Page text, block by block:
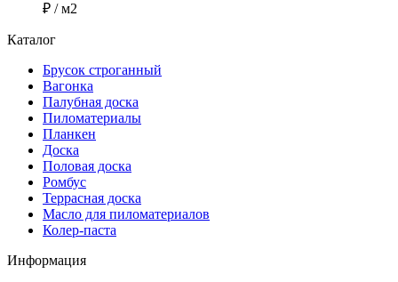
₽ / м2
Каталог
Брусок строганный
Вагонка
Палубная доска
Пиломатериалы
Планкен
Доска
Половая доска
Ромбус
Террасная доска
Масло для пиломатериалов
Колер-паста
Информация